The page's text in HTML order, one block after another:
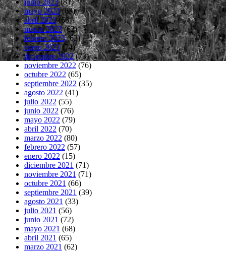
mayo 2023(83)
abril 2023(66)
marzo 2023(62)
febrero 2023(63)
enero 2023(74)
diciembre 2022(73)
noviembre 2022 (76)
octubre 2022 (65)
septiembre 2022 (35)
agosto 2022 (41)
julio 2022 (55)
junio 2022 (76)
mayo 2022 (79)
abril 2022 (70)
marzo 2022 (80)
febrero 2022 (57)
enero 2022 (15)
diciembre 2021 (71)
noviembre 2021 (71)
octubre 2021 (66)
septiembre 2021 (39)
agosto 2021 (33)
julio 2021 (56)
junio 2021 (72)
mayo 2021 (68)
abril 2021 (65)
marzo 2021 (62)